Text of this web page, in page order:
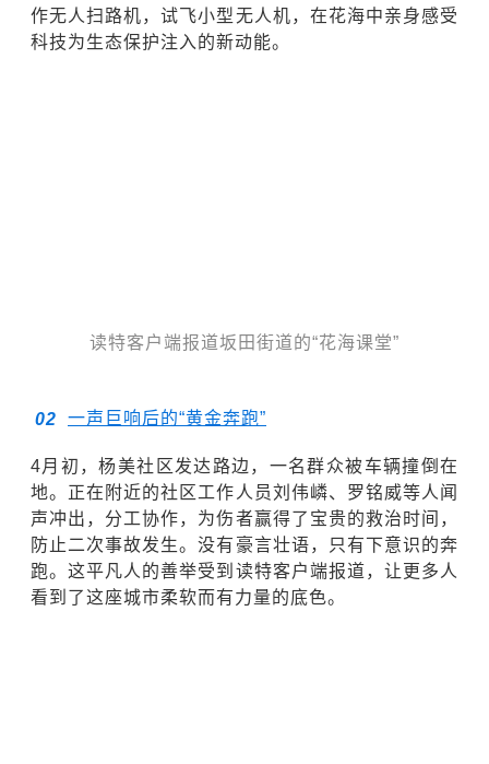
作无人扫路机，试飞小型无人机，在花海中亲身感受
科技为生态保护注入的新动能。
读特客户端报道坂田街道的“花海课堂”
02 一声巨响后的“黄金奔跑”
4月初，杨美社区发达路边，一名群众被车辆撞倒在
地。正在附近的社区工作人员刘伟嶙、罗铭威等人闻
声冲出，分工协作，为伤者赢得了宝贵的救治时间，
防止二次事故发生。没有豪言壮语，只有下意识的奔
跑。这平凡人的善举受到读特客户端报道，让更多人
看到了这座城市柔软而有力量的底色。